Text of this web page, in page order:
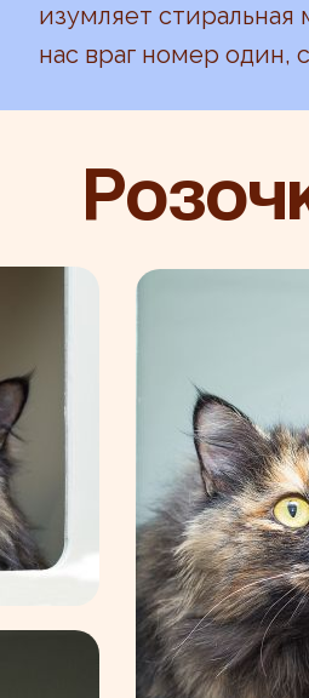
изумляет стиральная
нас враг номер один,